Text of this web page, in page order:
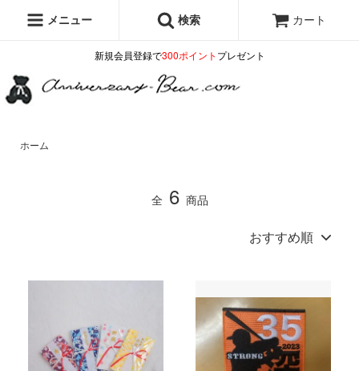
新規会員登録で300ポイント プレゼント
メニュー 検索 カート
ホーム
全 6 商品